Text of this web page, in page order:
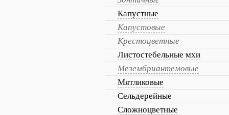
Капустные
Капустовые
Крестоцветные
Листостебельные мхи
Мезембриантемовые
Мятликовые
Сельдерейные
Сложноцветные